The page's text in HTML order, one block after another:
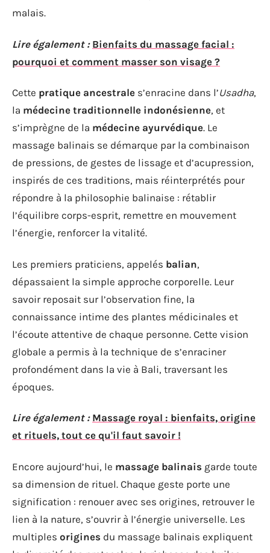
malais.
Lire également : Bienfaits du massage facial :
pourquoi et comment masser son visage ?
Cette pratique ancestrale s’enracine dans l’Usadha,
la médecine traditionnelle indonésienne, et
s’imprègne de la médecine ayurvédique. Le
massage balinais se démarque par la combinaison
de pressions, de gestes de lissage et d’acupression,
inspirés de ces traditions, mais réinterprétés pour
répondre à la philosophie balinaise : rétablir
l’équilibre corps-esprit, remettre en mouvement
l’énergie, renforcer la vitalité.
Les premiers praticiens, appelés balian,
dépassaient la simple approche corporelle. Leur
savoir reposait sur l’observation fine, la
connaissance intime des plantes médicinales et
l’écoute attentive de chaque personne. Cette vision
globale a permis à la technique de s’enraciner
profondément dans la vie à Bali, traversant les
époques.
Lire également : Massage royal : bienfaits, origine
et rituels, tout ce qu'il faut savoir !
Encore aujourd’hui, le massage balinais garde toute
sa dimension de rituel. Chaque geste porte une
signification : renouer avec ses origines, retrouver le
lien à la nature, s’ouvrir à l’énergie universelle. Les
multiples origines du massage balinais expliquent